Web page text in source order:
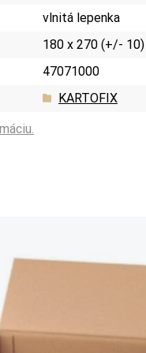
vlnitá lepenka
180 x 270 (+/-
47071000
KARTOFIX